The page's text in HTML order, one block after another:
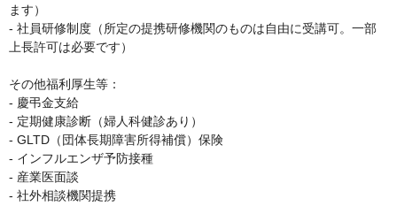
ます）
- 社員研修制度（所定の提携研修機関のものは自由に受講可。一部
上長許可は必要です）
その他福利厚生等：
- 慶弔金支給
- 定期健康診断（婦人科健診あり）
- GLTD（団体長期障害所得補償）保険
- インフルエンザ予防接種
- 産業医面談
- 社外相談機関提携